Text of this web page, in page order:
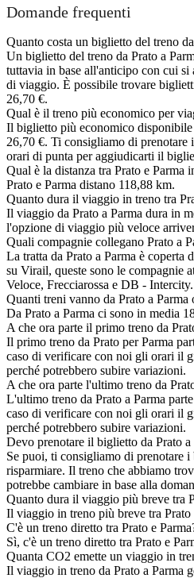
Domande frequenti
Quanto costa un biglietto del treno
Un biglietto del treno da Prato a
tuttavia in base all'anticipo con cui
di viaggio. È possibile trovare
26,70 €.
Qual è il treno più economico per
Il biglietto più economico disponibile
26,70 €. Ti consigliamo di
orari di punta per aggiudicarti il
Qual è la distanza tra Prato e Parma
Prato e Parma distano 118,88 km.
Quanto dura il viaggio in treno tra
Il viaggio da Prato a Parma dura in
l'opzione di viaggio più veloce
Quali compagnie collegano Prato a
La tratta da Prato a Parma è coperta
su Virail, queste sono le compagnie
Veloce, Frecciarossa e DB - Intercity.
Quanti treni vanno da Prato a Parma
Da Prato a Parma ci sono in media
A che ora parte il primo treno da
Il primo treno da Prato per Parma
caso di verificare con noi gli orari il
perché potrebbero subire variazioni.
A che ora parte l'ultimo treno da
L'ultimo treno da Prato a Parma
caso di verificare con noi gli orari il
perché potrebbero subire variazioni.
Devo prenotare il biglietto da Prato
Se puoi, ti consigliamo di prenotare
risparmiare. Il treno che abbiamo
potrebbe cambiare in base alla
Quanto dura il viaggio più breve tra
Il viaggio in treno più breve tra Prato
C'è un treno diretto tra Prato e
Sì, c'è un treno diretto tra Prato e
Quanta CO2 emette un viaggio in
Il viaggio in treno da Prato a Parma